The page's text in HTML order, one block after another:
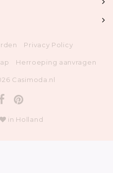
Privacy Policy
Herroeping aanvragen
Casimoda.nl
in Holland